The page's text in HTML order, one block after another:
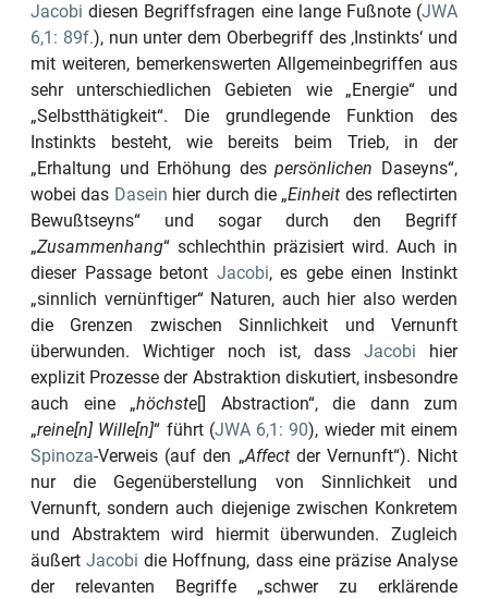
Jacobi diesen Begriffsfragen eine lange Fußnote (JWA
6,1: 89f.), nun unter dem Oberbegriff des ‚Instinkts‘ und
mit weiteren, bemerkenswerten Allgemeinbegriffen aus
sehr unterschiedlichen Gebieten wie „Energie“und
„Selbstthätigkeit“. Die grundlegende Funktion des
Instinkts besteht, wie bereits beim Trieb, in der
„Erhaltung und Erhöhung despersönlichen Daseyns“,
wobei das Dasein hier durch die „Einheit des reflectirten
Bewußtseyns“ und sogar durch den Begriff
„Zusammenhang“ schlechthin präzisiert wird. Auch in
dieser Passage betont Jacobi, es gebe einen Instinkt
„sinnlich vernünftiger“Naturen, auch hier also werden
die Grenzen zwischen Sinnlichkeit und Vernunft
überwunden. Wichtiger noch ist, dass Jacobi hier
explizit Prozesse der Abstraktion diskutiert, insbesondre
auch eine „höchste[] Abstraction“, die dann zum
„reine[n] Wille[n]“ führt (JWA 6,1: 90), wieder mit einem
Spinoza-Verweis (auf den „Affectder Vernunft“). Nicht
nur die Gegenüberstellung von Sinnlichkeit und
Vernunft, sondern auch diejenige zwischen Konkretem
und Abstraktem wird hiermit überwunden. Zugleich
äußertJacobi die Hoffnung, dass eine präzise Analyse
der relevanten Begriffe „schwer zu erklärende